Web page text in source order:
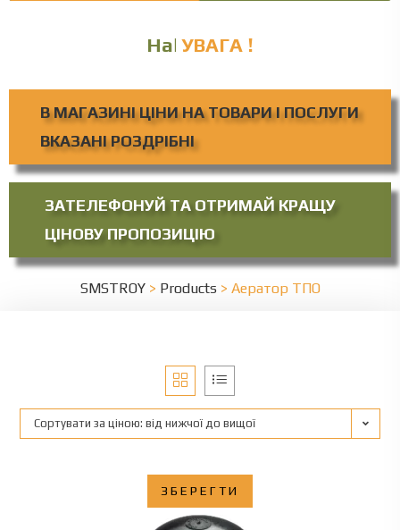
Наяв УВАГА !
В МАГАЗИНІ ЦІНИ НА ТОВАРИ І ПОСЛУГИ
ВКАЗАНІ РОЗДРІБНІ
ЗАТЕЛЕФОНУЙ ТА ОТРИМАЙ КРАЩУ
ЦІНОВУ ПРОПОЗИЦІЮ
SMSTROY> Products> Аератор ТПО
Сортувати за ціною: від нижчої до вищої
ЗБЕРЕГТИ